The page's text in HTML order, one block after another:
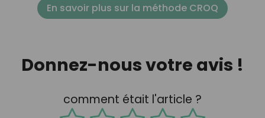
En savoir plus sur la méthode CROQ
Donnez-nous votre avis !
comment était l'article ?